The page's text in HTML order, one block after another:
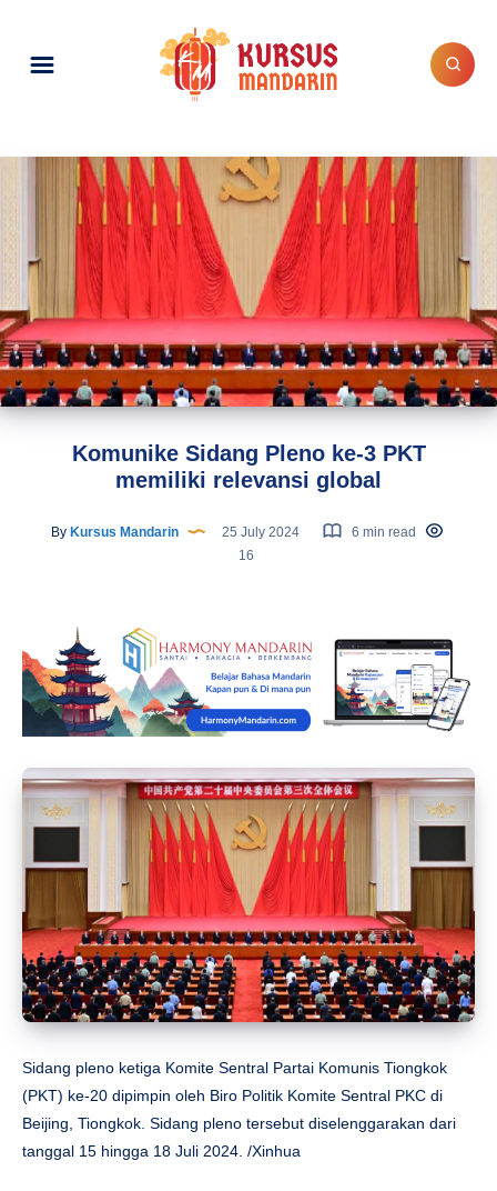
Komunike Sidang Pleno ke-3 PKT
memiliki relevansi global
By Kursus Mandarin 25 July 2024
6 min read
16
Sidang pleno ketiga Komite Sentral Partai Komunis Tiongkok
(PKT) ke-20 dipimpin oleh Biro Politik Komite Sentral PKC di
Beijing, Tiongkok. Sidang pleno tersebut diselenggarakan dari
tanggal 15 hingga 18 Juli 2024. /Xinhua